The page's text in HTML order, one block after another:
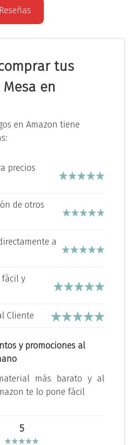
tus
Mesa en
en Amazon tiene
precios
de otros
a
fácil y
Cliente
y promociones al
más barato y al
te lo pone fácil
5